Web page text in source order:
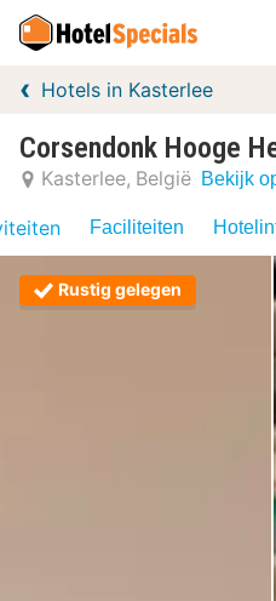
Hotels in Kasterlee
Corsendonk Hooge
Kasterlee België Bekijk
Faciliteiten
Rustig gelegen